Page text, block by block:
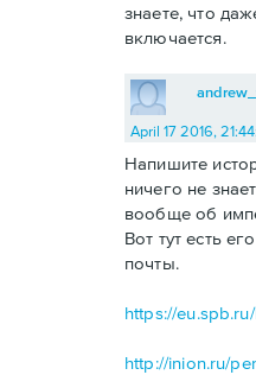
знаете, что
включается.
April 17 2016,
Напишите
ничего не
вообще об
Вот тут есть
почты.
https://
http://inion.ru/